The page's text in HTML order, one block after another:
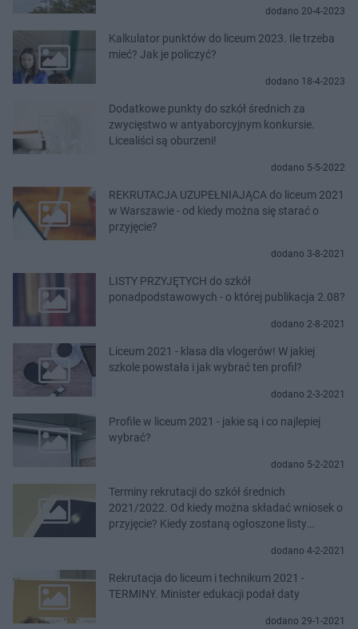
dodano 20-4-2023
Kalkulator punktów do liceum 2023. Ile trzeba
mieć? Jak je policzyć?
dodano 18-4-2023
Dodatkowe punkty do szkół średnich za
zwycięstwo w antyaborcyjnym konkursie.
Licealiści są oburzeni!
dodano 5-5-2022
REKRUTACJA UZUPEŁNIAJĄCA do liceum 2021
w Warszawie - od kiedy można się starać o
przyjęcie?
dodano 3-8-2021
LISTY PRZYJĘTYCH do szkół
ponadpodstawowych - o której publikacja 2.08?
dodano 2-8-2021
Liceum 2021 - klasa dla vlogerów! W jakiej
szkole powstała i jak wybrać ten profil?
dodano 2-3-2021
Profile w liceum 2021 - jakie są i co najlepiej
wybrać?
dodano 5-2-2021
Terminy rekrutacji do szkół średnich
2021/2022. Od kiedy można składać wniosek o
przyjęcie? Kiedy zostaną ogłoszone listy
Minister edukacji zdradził szczegóły rekrutacji
dodano 4-2-2021
Rekrutacja do liceum i technikum 2021 -
TERMINY. Minister edukacji podał daty
dodano 29-1-2021